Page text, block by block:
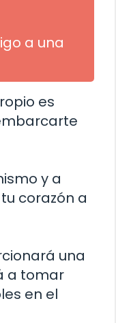
a una
es
y a
corazón a
una
a tomar
en el